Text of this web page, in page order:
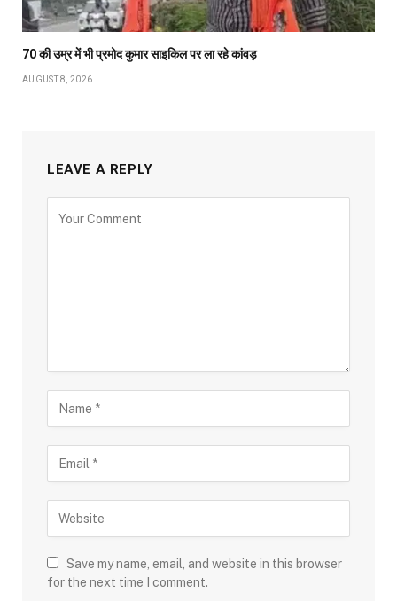
70 की उम्र में भी प्रमोद कुमार साइकिल पर ला रहे कांवड़
AUGUST 8, 2026
LEAVE A REPLY
Save my name, email, and website in this browser
for the next time I comment.